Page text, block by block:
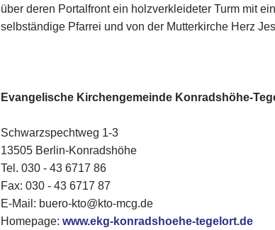
über deren Portalfront ein holzverkleideter Turm mit
selbständige Pfarrei und von der Mutterkirche Herz
Evangelische Kirchengemeinde Konradshöhe-
Schwarzspechtweg 1-3
13505 Berlin-Konradshöhe
Tel. 030 - 43 6717 86
Fax: 030 - 43 6717 87
E-Mail: buero-kto@kto-mcg.de
Homepage:www.ekg-konradshoehe-tegelort.de